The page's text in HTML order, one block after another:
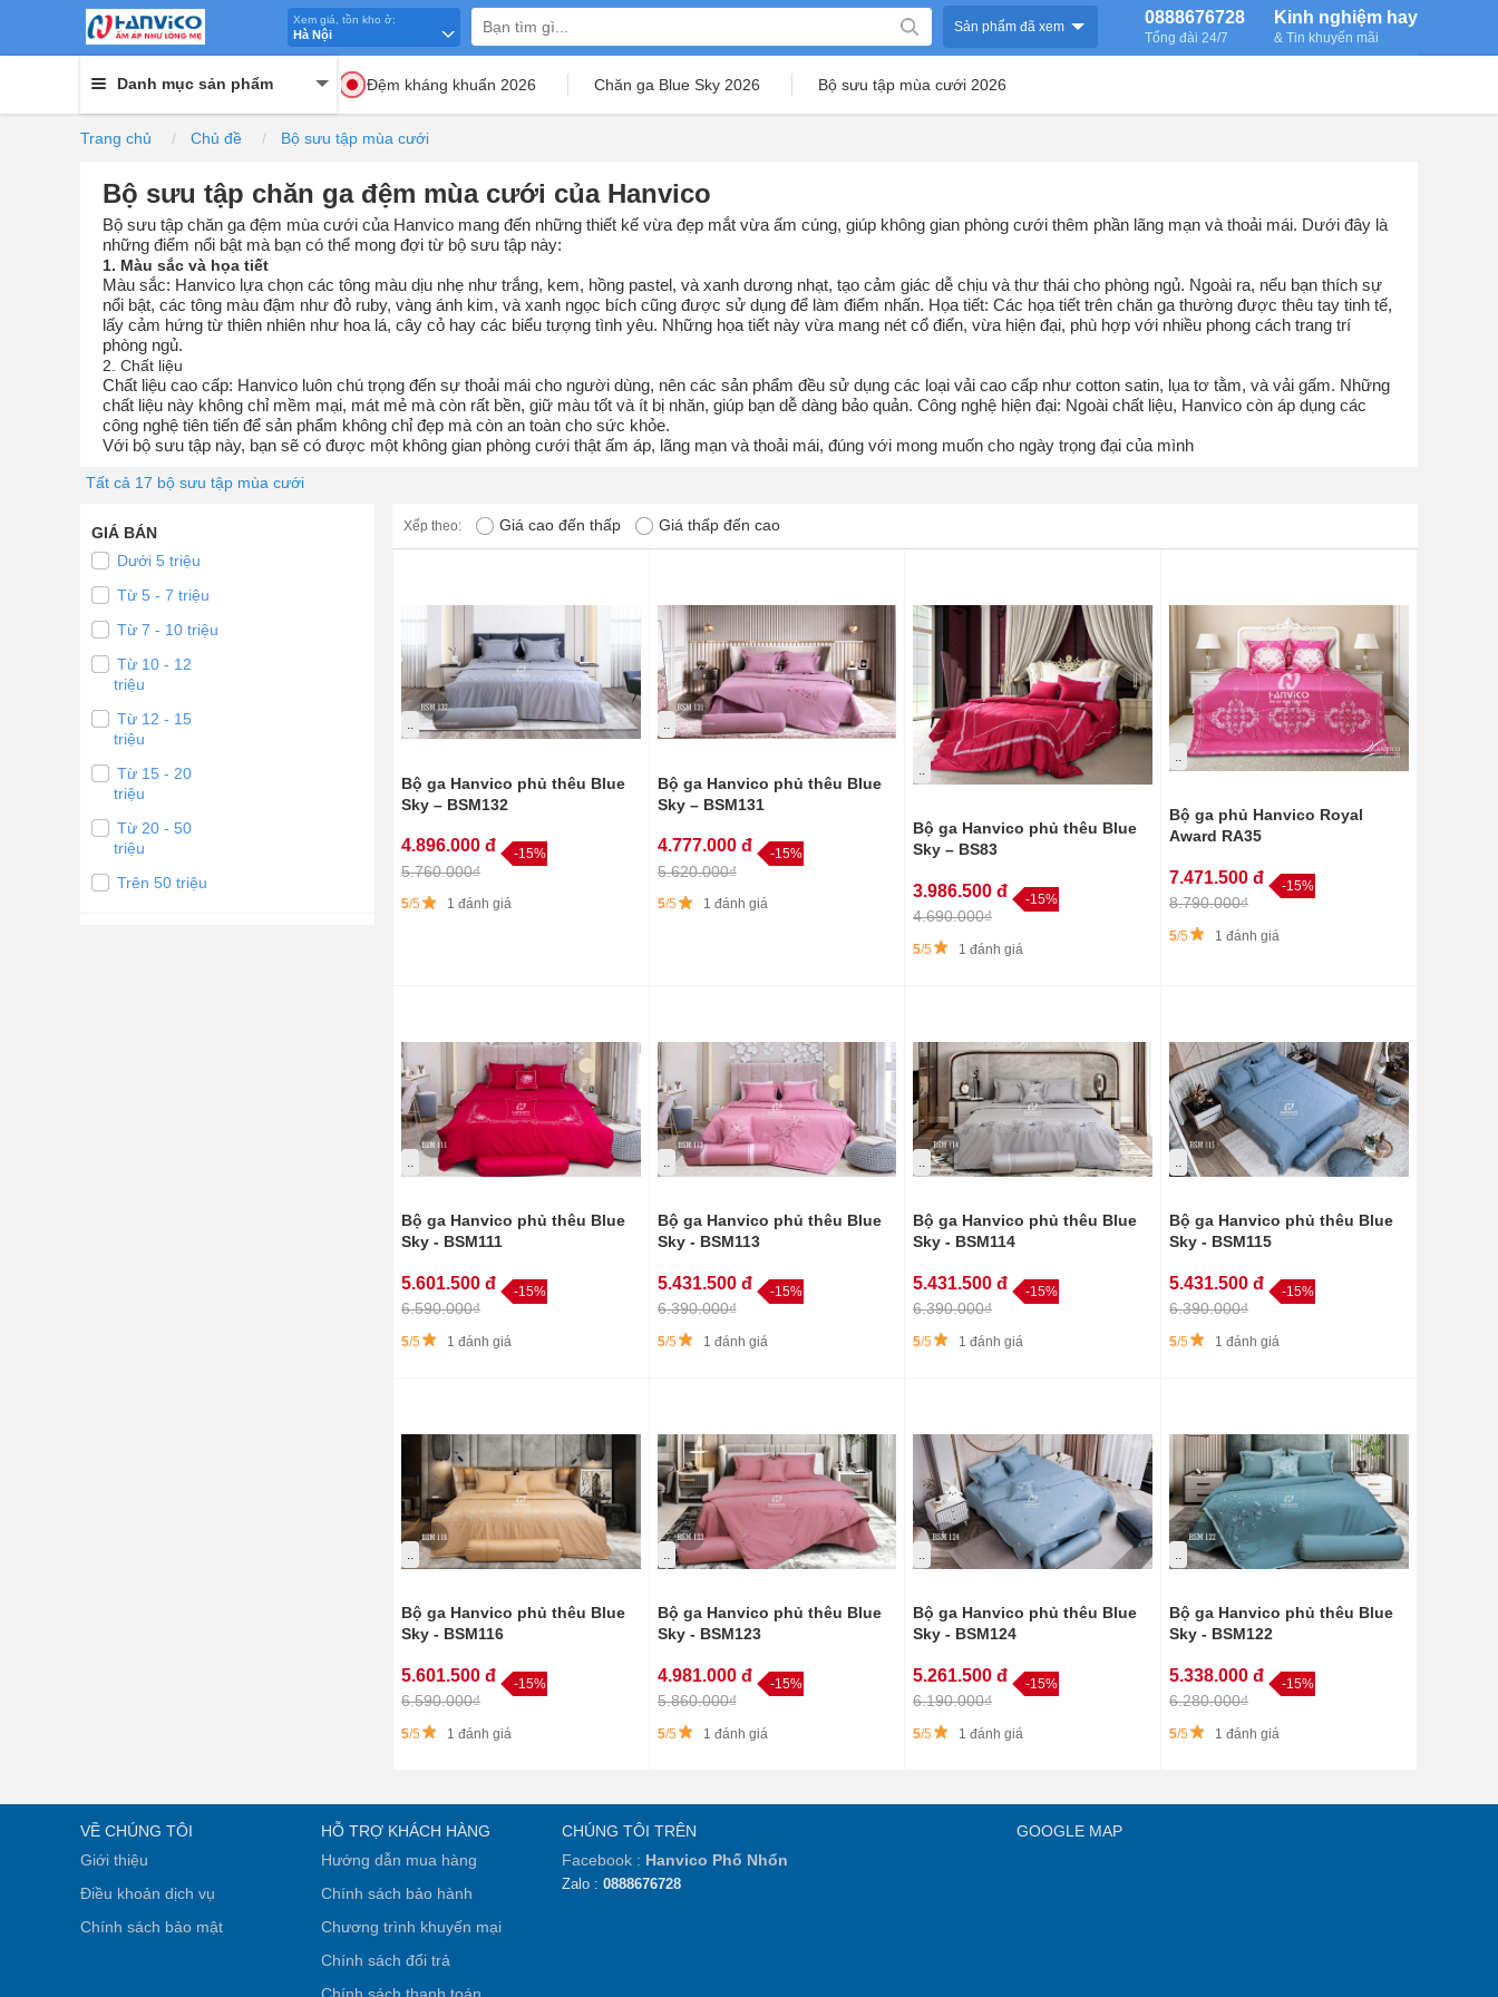
Xem giá, tồn kho ở:
Hà Nội Sản phẩm đã xem Kinh nghiệm hay
& Tin khuyến mãi
0888676728
Tổng đài 24/7
Danh mục sản phẩm Đệm kháng khuẩn 2026 Chăn ga Blue Sky 2026 Bộ sưu tập mùa cưới 2026
Trang chủ Chủ đề Bộ sưu tập mùa cưới
Bộ sưu tập chăn ga đệm mùa cưới của Hanvico
Bộ sưu tập chăn ga đệm mùa cưới của Hanvico mang đến những thiết kế vừa đẹp mắt vừa ấm cúng, giúp không gian phòng cưới thêm phần lãng mạn và thoải mái. Dưới đây là
những điểm nổi bật mà bạn có thể mong đợi từ bộ sưu tập này:
1. Màu sắc và họa tiết
Màu sắc: Hanvico lựa chọn các tông màu dịu nhẹ như trắng, kem, hồng pastel, và xanh dương nhạt, tạo cảm giác dễ chịu và thư thái cho phòng ngủ. Ngoài ra, nếu bạn thích sự
nổi bật, các tông màu đậm như đỏ ruby, vàng ánh kim, và xanh ngọc bích cũng được sử dụng để làm điểm nhấn. Họa tiết: Các họa tiết trên chăn ga thường được thêu tay tinh tế,
lấy cảm hứng từ thiên nhiên như hoa lá, cây cỏ hay các biểu tượng tình yêu. Những họa tiết này vừa mang nét cổ điển, vừa hiện đại, phù hợp với nhiều phong cách trang trí
phòng ngủ.
2. Chất liệu
Chất liệu cao cấp: Hanvico luôn chú trọng đến sự thoải mái cho người dùng, nên các sản phẩm đều sử dụng các loại vải cao cấp như cotton satin, lụa tơ tằm, và vải gấm. Những
chất liệu này không chỉ mềm mại, mát mẻ mà còn rất bền, giữ màu tốt và ít bị nhăn, giúp bạn dễ dàng bảo quản. Công nghệ hiện đại: Ngoài chất liệu, Hanvico còn áp dụng các
công nghệ tiên tiến để sản phẩm không chỉ đẹp mà còn an toàn cho sức khỏe.
Với bộ sưu tập này, bạn sẽ có được một không gian phòng cưới thật ấm áp, lãng mạn và thoải mái, đúng với mong muốn cho ngày trọng đại của mình
Tất cả 17 bộ sưu tập mùa cưới
Xếp theo: Giá cao đến thấp Giá thấp đến cao
..
Bộ ga Hanvico phủ thêu Blue
Sky – BSM132
4.896.000 đ
5.760.000₫
-15%
5/5 1 đánh giá
..
Bộ ga Hanvico phủ thêu Blue
Sky – BSM131
4.777.000 đ
5.620.000₫
-15%
5/5 1 đánh giá
Bộ ga Hanvico phủ thêu Blue
Sky – BS83
3.986.500 đ
4.690.000₫
-15%
5/5 1 đánh giá
..
Bộ ga phủ Hanvico Royal
Award RA35
7.471.500 đ
8.790.000₫
-15%
5/5 1 đánh giá
Bộ ga Hanvico phủ thêu Blue
Sky - BSM111
5.601.500 đ
6.590.000₫
-15%
5/5 1 đánh giá
Bộ ga Hanvico phủ thêu Blue
Sky - BSM113
5.431.500 đ
6.390.000₫
-15%
5/5 1 đánh giá
Bộ ga Hanvico phủ thêu Blue
Sky - BSM114
5.431.500 đ
6.390.000₫
-15%
5/5 1 đánh giá
Bộ ga Hanvico phủ thêu Blue
Sky - BSM115
5.431.500 đ
6.390.000₫
-15%
5/5 1 đánh giá
..
Bộ ga Hanvico phủ thêu Blue
Sky - BSM116
5.601.500 đ
6.590.000₫
-15%
5/5 1 đánh giá
..
Bộ ga Hanvico phủ thêu Blue
Sky - BSM123
4.981.000 đ
5.860.000₫
-15%
5/5 1 đánh giá
..
Bộ ga Hanvico phủ thêu Blue
Sky - BSM124
5.261.500 đ
6.190.000₫
-15%
5/5 1 đánh giá
..
Bộ ga Hanvico phủ thêu Blue
Sky - BSM122
5.338.000 đ
6.280.000₫
-15%
5/5 1 đánh giá
GIÁ BÁN
Dưới 5 triệu
Từ 5 - 7 triệu
Từ 7 - 10 triệu
Từ 10 - 12
triệu
Từ 12 - 15
triệu
Từ 15 - 20
triệu
Từ 20 - 50
triệu
Trên 50 triệu
VỀ CHÚNG TÔI
Giới thiệu
Điều khoản dịch vụ
Chính sách bảo mật
HỖ TRỢ KHÁCH HÀNG
Hướng dẫn mua hàng
Chính sách bảo hành
Chương trình khuyến mại
Chính sách đổi trả
CHÚNG TÔI TRÊN
Facebook : Hanvico Phố Nhổn
Zalo : 0888676728
GOOGLE MAP